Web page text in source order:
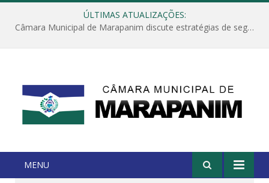
ÚLTIMAS ATUALIZAÇÕES:
Câmara Municipal de Marapanim discute estratégias de segurança com autoridades e poder executivo
MENU